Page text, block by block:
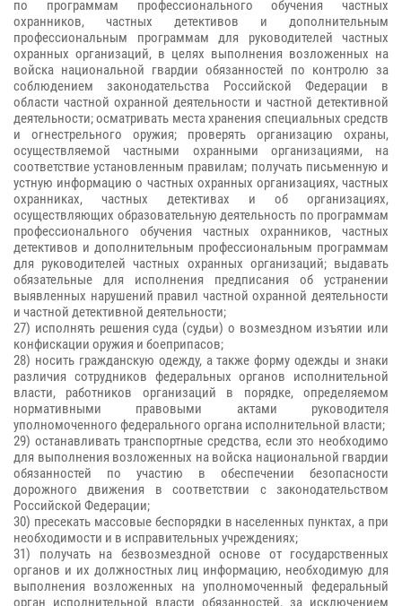
по программам профессионального обучения частных
охранников, частных детективов и дополнительным
профессиональным программам для руководителей частных
охранных организаций, в целях выполнения возложенных на
войска национальной гвардии обязанностей по контролю за
соблюдением законодательства Российской Федерации в
области частной охранной деятельности и частной детективной
деятельности; осматривать места хранения специальных средств
и огнестрельного оружия; проверять организацию охраны,
осуществляемой частными охранными организациями, на
соответствие установленным правилам; получать письменную и
устную информацию о частных охранных организациях, частных
охранниках, частных детективах и об организациях,
осуществляющих образовательную деятельность по программам
профессионального обучения частных охранников, частных
детективов и дополнительным профессиональным программам
для руководителей частных охранных организаций; выдавать
обязательные для исполнения предписания об устранении
выявленных нарушений правил частной охранной деятельности
и частной детективной деятельности;
27) исполнять решения суда (судьи) о возмездном изъятии или
конфискации оружия и боеприпасов;
28) носить гражданскую одежду, а также форму одежды и знаки
различия сотрудников федеральных органов исполнительной
власти, работников организаций в порядке, определяемом
нормативными правовыми актами руководителя
уполномоченного федерального органа исполнительной власти;
29) останавливать транспортные средства, если это необходимо
для выполнения возложенных на войска национальной гвардии
обязанностей по участию в обеспечении безопасности
дорожного движения в соответствии с законодательством
Российской Федерации;
30) пресекать массовые беспорядки в населенных пунктах, а при
необходимости и в исправительных учреждениях;
31) получать на безвозмездной основе от государственных
органов и их должностных лиц информацию, необходимую для
выполнения возложенных на уполномоченный федеральный
орган исполнительной власти обязанностей, за исключением